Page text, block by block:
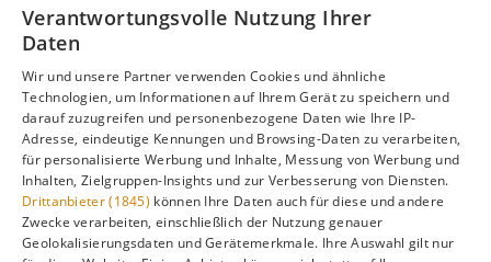
Unterschieden, Aktivitäten und Reisetipps besuchen Sie
Alle Infos zur besten ReisezeitIsland
Gefällt dir diese Seite? Teile sie auf Pinterest!
Verantwortungsvolle Nutzung Ihrer
Daten
Wir und unsere Partner verwenden Cookies und ähnliche
Technologien, um Informationen auf Ihrem Gerät zu speichern und
darauf zuzugreifen und personenbezogene Daten wie Ihre IP-
Adresse, eindeutige Kennungen und Browsing-Daten zu verarbeiten,
für personalisierte Werbung und Inhalte, Messung von Werbung und
Inhalten, Zielgruppen-Insights und zur Verbesserung von Diensten.
Drittanbieter (1845) können Ihre Daten auch für diese und andere
Zwecke verarbeiten, einschließlich der Nutzung genauer
Geolokalisierungsdaten und Gerätemerkmale. Ihre Auswahl gilt nur